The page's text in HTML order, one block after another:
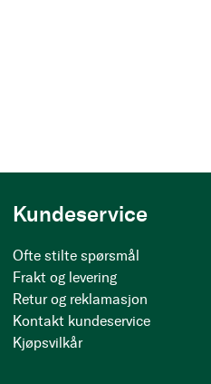
Kundeservice
Ofte stilte spørsmål
Frakt og levering
Retur og reklamasjon
Kontakt kundeservice
Kjøpsvilkår